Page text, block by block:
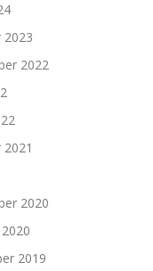
2023
2022
2020
2019